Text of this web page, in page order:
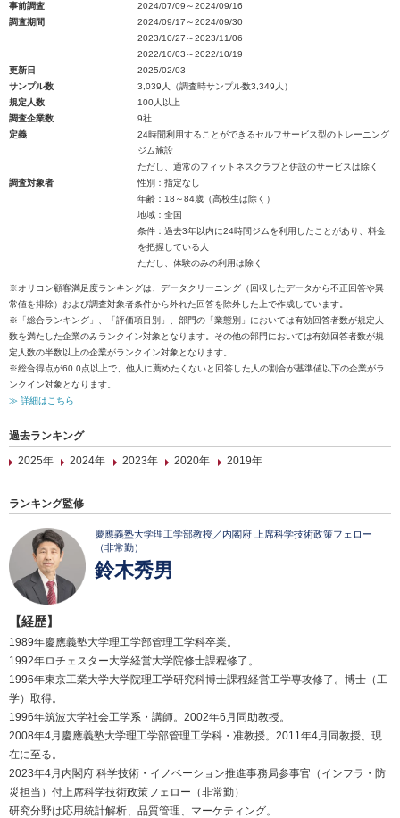
事前調査
2024/07/09～2024/09/16
調査期間
2024/09/17～2024/09/30
2023/10/27～2023/11/06
2022/10/03～2022/10/19
更新日
2025/02/03
サンプル数
3,039人（調査時サンプル数3,349人）
規定人数
100人以上
調査企業数
9社
定義
24時間利用することができるセルフサービス型のトレーニング
ジム施設
ただし、通常のフィットネスクラブと併設のサービスは除く
調査対象者
性別：指定なし
年齢：18～84歳（高校生は除く）
地域：全国
条件：過去3年以内に24時間ジムを利用したことがあり、料金
を把握している人
ただし、体験のみの利用は除く
※オリコン顧客満足度ランキングは、データクリーニング（回収したデータから不正回答や異
常値を排除）および調査対象者条件から外れた回答を除外した上で作成しています。
※「総合ランキング」、「評価項目別」、部門の「業態別」においては有効回答者数が規定人
数を満たした企業のみランクイン対象となります。その他の部門においては有効回答者数が規
定人数の半数以上の企業がランクイン対象となります。
※総合得点が60.0点以上で、他人に薦めたくないと回答した人の割合が基準値以下の企業がラ
ンクイン対象となります。
≫ 詳細はこちら
過去ランキング
2025年
2024年 2023年 2020年 2019年
ランキング監修
慶應義塾大学理工学部教授／内閣府 上席科学技術政策フェロー
（非常勤）
鈴木秀男
【経歴】
1989年慶應義塾大学理工学部管理工学科卒業。
1992年ロチェスター大学経営大学院修士課程修了。
1996年東京工業大学大学院理工学研究科博士課程経営工学専攻修了。博士（工
学）取得。
1996年筑波大学社会工学系・講師。2002年6月同助教授。
2008年4月慶應義塾大学理工学部管理工学科・准教授。2011年4月同教授、現
在に至る。
2023年4月内閣府 科学技術・イノベーション推進事務局参事官（インフラ・防
災担当）付上席科学技術政策フェロー（非常勤）
研究分野は応用統計解析、品質管理、マーケティング。